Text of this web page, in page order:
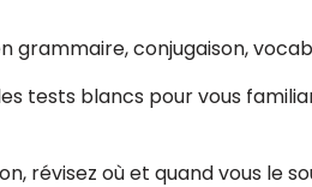
grammaire, conjugaison,
tests blancs pour vous
révisez où et quand vous le